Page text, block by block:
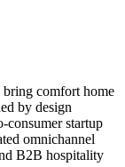
bring comfort home
by design
consumer startup
omnichannel
B2B hospitality